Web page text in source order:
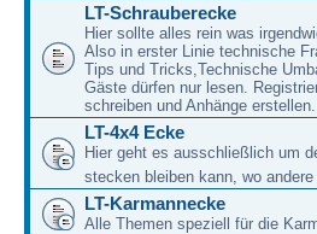
LT-Schrauberecke
Hier sollte alles rein was
Also in erster Linie technische
Tips und Tricks,Technische
Gäste dürfen nur lesen.
schreiben und Anhänge erstellen.
LT-4x4 Ecke
Hier geht es ausschließlich um
stecken bleiben kann, wo
LT-Karmannecke
Alle Themen speziell für die